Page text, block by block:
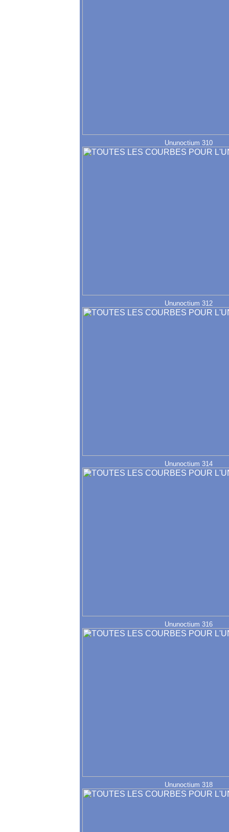
Ununoctium 310
Ununoctium 312
Ununoctium 314
Ununoctium 316
Ununoctium 318